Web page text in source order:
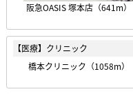
阪急OASIS 塚本店（641m）
【医療】クリニック
橋本クリニック（1058m）